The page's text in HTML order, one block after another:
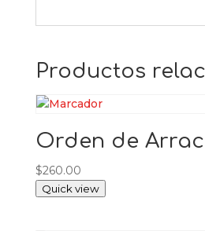
Productos
Orden de
$260.00
Quick view